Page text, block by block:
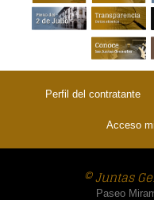
PÁGINA:
Perfil del contratante
Acceso
© Juntas
Paseo